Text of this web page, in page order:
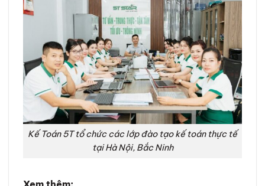
Kế Toán 5T tổ chức các lớp đào tạo kế toán thực tế
tại Hà Nội, Bắc Ninh